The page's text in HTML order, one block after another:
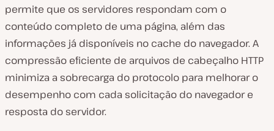
permite que os servidores respondam com o
conteúdo completo de uma página, além das
informações já disponíveis no cache do navegador. A
compressão eficiente de arquivos de cabeçalho HTTP
minimiza a sobrecarga do protocolo para melhorar o
desempenho com cada solicitação do navegador e
resposta do servidor.